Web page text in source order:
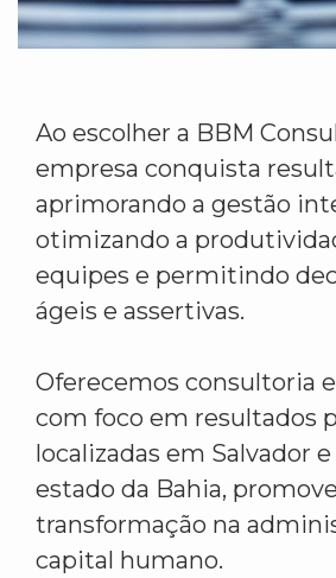
Ao escolher a BBM
empresa conquista
aprimorando a gestão
otimizando a
equipes e permitindo
ágeis e assertivas.
Oferecemos consultoria
com foco em resultados
localizadas em Salvador
estado da Bahia,
transformação na
capital humano.